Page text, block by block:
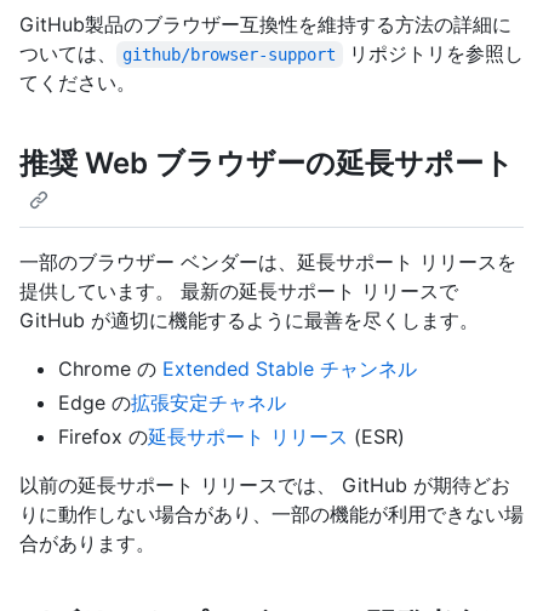
GitHub製品のブラウザー互換性を維持する方法の詳細に
ついては、
github/browser-support
リポジトリを参照し
てください。
推奨 Web ブラウザーの延長サポート
一部のブラウザー ベンダーは、延長サポート リリースを
提供しています。 最新の延長サポート リリースで
GitHub が適切に機能するように最善を尽くします。
Chrome の Extended Stable チャンネル
Edge の拡張安定チャネル
Firefox の延長サポート リリース (ESR)
以前の延長サポート リリースでは、 GitHub が期待どお
りに動作しない場合があり、一部の機能が利用できない場
合があります。